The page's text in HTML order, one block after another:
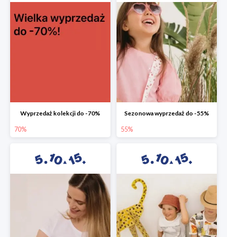
Wyprzedaż kolekcji do -70%
70%
Sezonowa wyprzedaż do -55%
55%